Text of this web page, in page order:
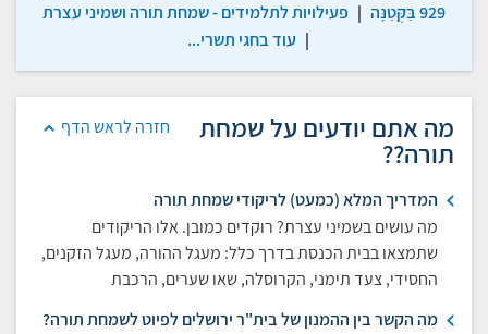
929 בַּקְּטַנָּה
| פעילויות לתלמידים - שמחת תורה ושמיני עצרת
| עוד בחגי תשרי...
חזרה לראש הדף מה אתם יודעים על שמחת
תורה??
המדריך המלא (כמעט) לריקודי שמחת תורה
מה עושים בשמיני עצרת? רוקדים כמובן. אלו הריקודים
שתמצאו בבית הכנסת בדרך כלל: מעגל ההורה, מעגל הזקנים,
החסידי, צעד תימני, הקרוסלה, שאו שערים, הרכבת
מה הקשר בין ההמנון של בית"ר ירושלים לפיוט לשמחת תורה?